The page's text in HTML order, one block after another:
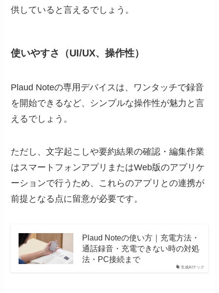
供していると言えるでしょう。
使いやすさ（UI/UX、操作性）
Plaud Noteの専用デバイスは、ワンタッチで録音
を開始できるなど、シンプルな操作性が魅力と言
えるでしょう。
ただし、文字起こしや要約結果の確認・編集作業
はスマートフォンアプリまたはWeb版のアプリケ
ーションで行うため、これらのアプリとの連携が
前提となる点に留意が必要です。
生成AIテック
Plaud Noteの使い方｜充電方法・
通話録音・充電できない時の対処
法・PC接続まで